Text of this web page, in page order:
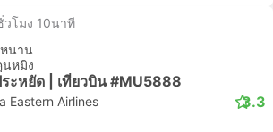
วโมง 10นาที
นาน
นหมิง
ะหยัด | เที่ยวบิน #MU5888
Eastern Airlines 3.3